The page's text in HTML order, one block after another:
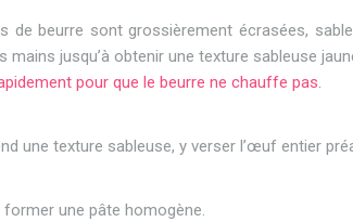
de beurre sont grossièrement écrasées,
jusqu’à obtenir une texture sableuse
pour que le beurre ne chauffe pas.
une texture sableuse, y verser l’œuf entier
une pâte homogène.